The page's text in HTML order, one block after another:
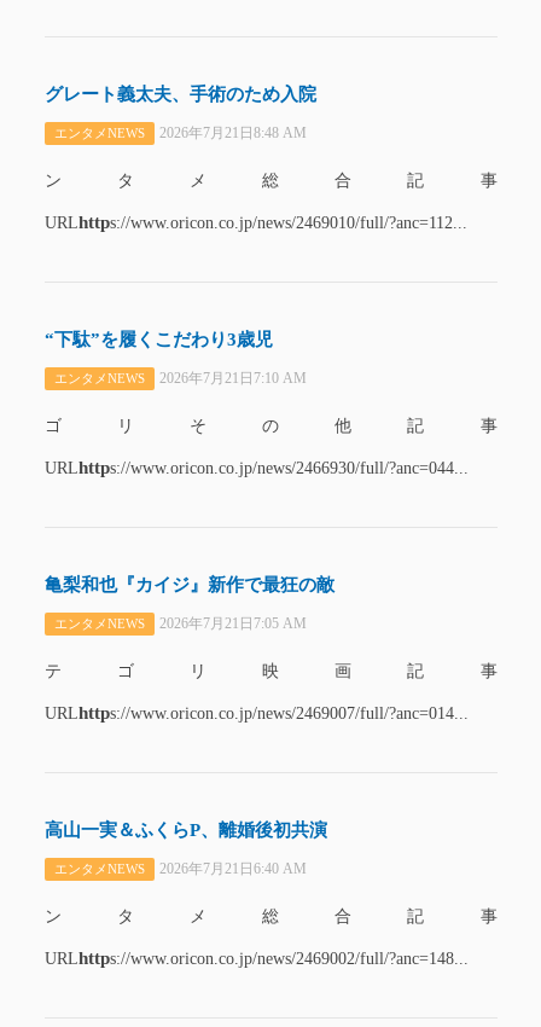
グレート義太夫、手術のため入院
エンタメNEWS 2026年7月21日8:48 AM
ンタメ総合記事
URLhttps://www.oricon.co.jp/news/2469010/full/?anc=112...
“下駄”を履くこだわり3歳児
エンタメNEWS 2026年7月21日7:10 AM
ゴリその他記事
URLhttps://www.oricon.co.jp/news/2466930/full/?anc=044...
亀梨和也『カイジ』新作で最狂の敵
エンタメNEWS 2026年7月21日7:05 AM
テゴリ映画記事
URLhttps://www.oricon.co.jp/news/2469007/full/?anc=014...
高山一実＆ふくらP、離婚後初共演
エンタメNEWS 2026年7月21日6:40 AM
ンタメ総合記事
URLhttps://www.oricon.co.jp/news/2469002/full/?anc=148...